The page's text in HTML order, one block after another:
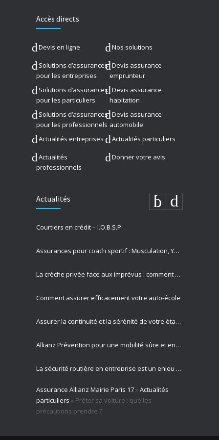
Accès directs
Devis en ligne Nos solutions
Solutions d’assurances
pour les entreprises
Devis assurance
emprunteur
Solutions d’assurances
pour les particuliers
Devis assurance
habitation
Solutions d’assurances
pour les professionnels
Devis assurance
automobile
Actualités entreprises
Actualités particuliers
Actualités
professionnels
Donner votre avis
Actualités
Courtiers en crédit – I.O.B.S.P
Assurances pour coach sportif : Musculation, Yoga et Équitation
La crèche privée face aux imprévus : comment Allianz protège vos missions les plus précieuses
Comment assurer efficacement votre auto-école
Assurer la continuité et la sérénité de votre établissement privé
Allianz Prévention pour une mobilité sûre et engagement sociétal
La sécurité routière en entreprise est un enjeu majeur pour votre activité professionnelle
Assurance Allianz Mairie Paris 17» Actualités
particuliers » Prêter sa voiture : quelles
précautions prendre ?